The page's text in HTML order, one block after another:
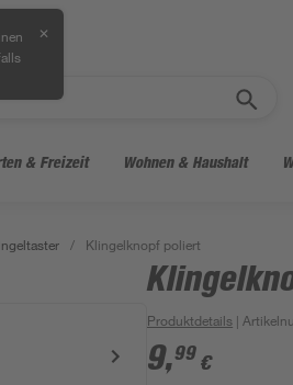
✕
& Freizeit Wohnen & Haushalt
/ Klingelknopf poliert
Produktdetails |
9,99 €